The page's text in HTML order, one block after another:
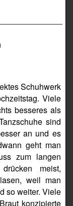
Schuhwerk
Viele
besseres als
sind
an und es
geht man
zum langen
meist,
weil man
so weiter. Viele
konzipierte